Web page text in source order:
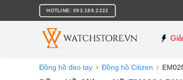
nội
HOTLINE: 093.189.2222
Đồng hồ đeo tay Đồng hồ Citizen